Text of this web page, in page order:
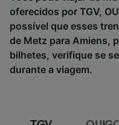
oferecidos por TGV,
possível que esses
de Metz para Amiens,
bilhetes, verifique se
durante a viagem.